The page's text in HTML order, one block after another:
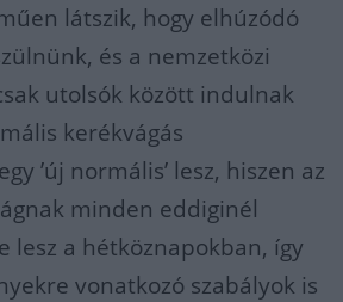
látszik, hogy elhúzódó
és a nemzetközi
utolsók között indulnak
kerékvágás
’új normális’ lesz, hiszen az
minden eddiginél
lesz a hétköznapokban, így
vonatkozó szabályok is